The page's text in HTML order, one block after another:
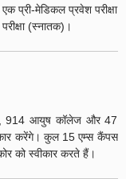
प्री-मेडिकल प्रवेश परीक्षा
(स्नातक)।
914 आयुष कॉलेज और 47
करेंगे। कुल 15 एम्स कैंपस
को स्वीकार करते हैं।